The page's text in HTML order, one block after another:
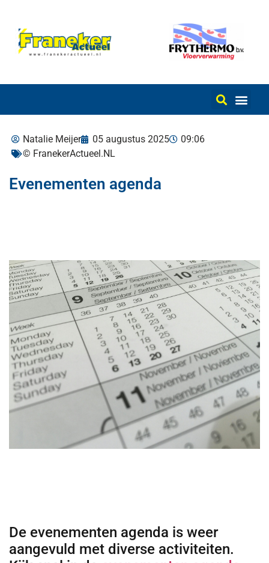
Natalie Meijer 05 augustus 2025
09:06
© FranekerActueel.NL
Evenementen agenda
De evenementen agenda is weer
aangevuld met diverse activiteiten.